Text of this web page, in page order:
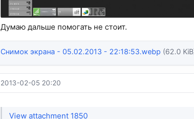
Думаю дальше помогать не стоит.
Снимок экрана - 05.02.2013 - 22:18:53.webp (62.0
2013-02-05 20:20
View attachment 1850